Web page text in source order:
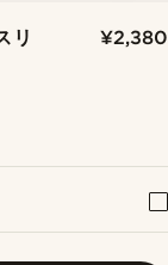
リ
¥2,380